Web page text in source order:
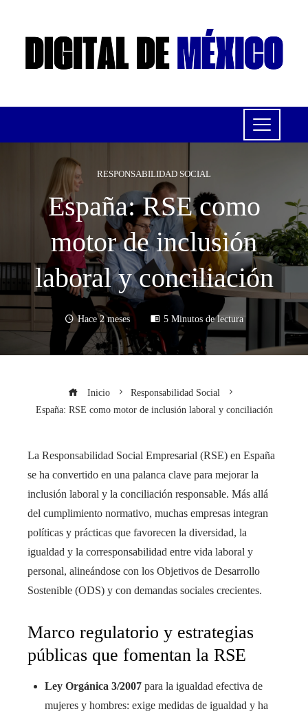
RESPONSABILIDAD SOCIAL
España: RSE como
motor de inclusión
laboral y conciliación
Hace 2 meses 5 Minutos de lectura
Inicio
Responsabilidad Social
España: RSE como motor de inclusión laboral y conciliación
La Responsabilidad Social Empresarial (RSE) en España
se ha convertido en una palanca clave para mejorar la
inclusión laboral y la conciliación responsable. Más allá
del cumplimiento normativo, muchas empresas integran
políticas y prácticas que favorecen la diversidad, la
igualdad y la corresponsabilidad entre vida laboral y
personal, alineándose con los Objetivos de Desarrollo
Sostenible (ODS) y con demandas sociales crecientes.
Marco regulatorio y estrategias
públicas que fomentan la RSE
Ley Orgánica 3/2007 para la igualdad efectiva de
mujeres y hombres: exige medidas de igualdad y ha